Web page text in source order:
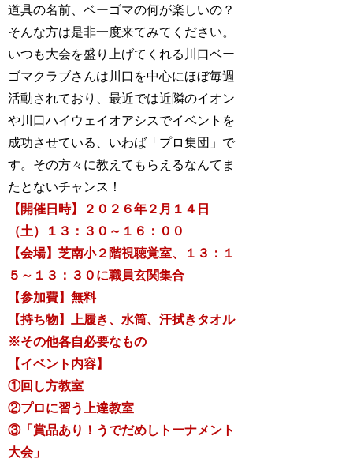
道具の名前、ベーゴマの何が楽しいの？
そんな方は是非一度来てみてください。
いつも大会を盛り上げてくれる川口ベー
ゴマクラブさんは川口を中心にほぼ毎週
活動されており、最近では近隣のイオン
や川口ハイウェイオアシスでイベントを
成功させている、いわば「プロ集団」で
す。その方々に教えてもらえるなんてま
たとないチャンス！
【開催日時】２０２６年２月１４日
（土）１３：３０～１６：００
【会場】芝南小２階視聴覚室、１３：１
５～１３：３０に職員玄関集合
【参加費】無料
【持ち物】上履き、水筒、汗拭きタオル
※その他各自必要なもの
【イベント内容】
①回し方教室
②プロに習う上達教室
③「賞品あり！うでだめしトーナメント
大会」